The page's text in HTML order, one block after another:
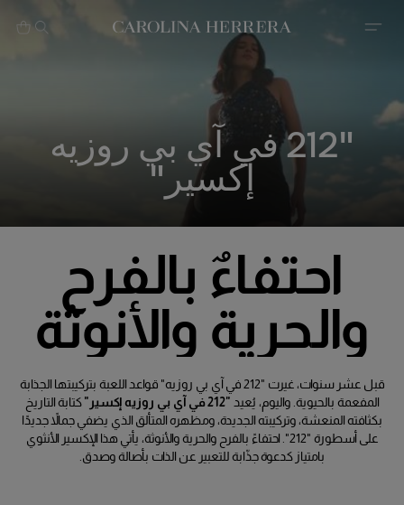
بيان إمكانية الوصول (الرابط)
"212 في آي بي روزيه
إكسير"
احتفاءٌ بالفرح
والحرية والأنوثة
قبل عشر سنوات، غيرت "212 في آي بي روزيه" قواعد اللعبة بتركيبتها الجذابة
المفعمة بالحيوية. واليوم، يُعيد "212 في آي بي روزيه إكسير"
كتابة التاريخ
بكثافته المنعشة، وتركيبته الجديدة، ومظهره المتألق الذي يضفي جمالاً جديدًا
على أسطورة "212". احتفاءً بالفرح والحرية والأنوثة، يأتي هذا الإكسير الأنثوي
بامتياز كدعوة جذّابة للتعبير عن الذات بأصالة وصدق.